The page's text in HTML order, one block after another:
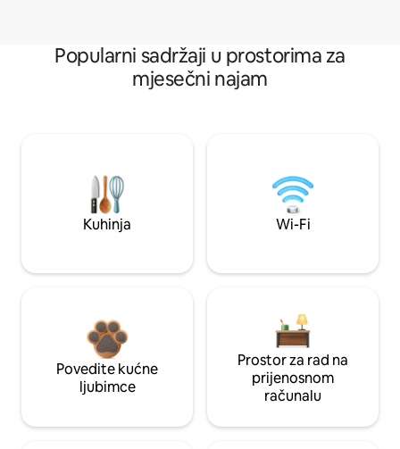
Popularni sadržaji u prostorima za
mjesečni najam
Kuhinja Wi-Fi
Povedite kućne
ljubimce
Prostor za rad na
prijenosnom
računalu